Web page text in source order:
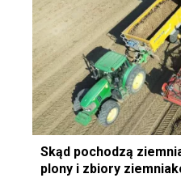
Skąd pochodzą
plony i zbiory